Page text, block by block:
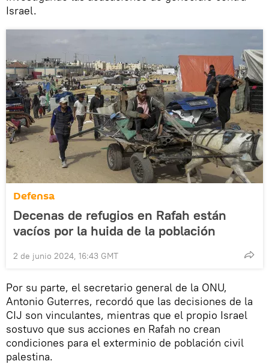
Israel.
Defensa
Decenas de refugios en Rafah están
vacíos por la huida de la población
2 de junio 2024, 16:43 GMT
Por su parte, el secretario general de la ONU,
Antonio Guterres, recordó que las decisiones de la
CIJ son vinculantes, mientras que el propio Israel
sostuvo que sus acciones en Rafah no crean
condiciones para el exterminio de población civil
palestina.